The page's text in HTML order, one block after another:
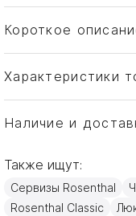
Короткое
Характеристики
Тип товара
Бренд
Страна
Материал
Наличие и
Также ищут:
Сервизы Rosenthal
Rosenthal Classic